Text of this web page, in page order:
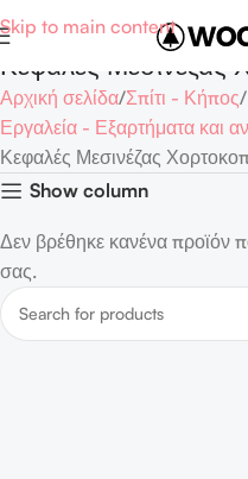
Skip to main content
Κεφαλές Μεσινέζας
Αρχική σελίδα Σπίτι - Κήπος
Εργαλεία - Εξαρτήματα και
Κεφαλές Μεσινέζας
Show column
Δεν βρέθηκε κανένα προϊόν
σας.